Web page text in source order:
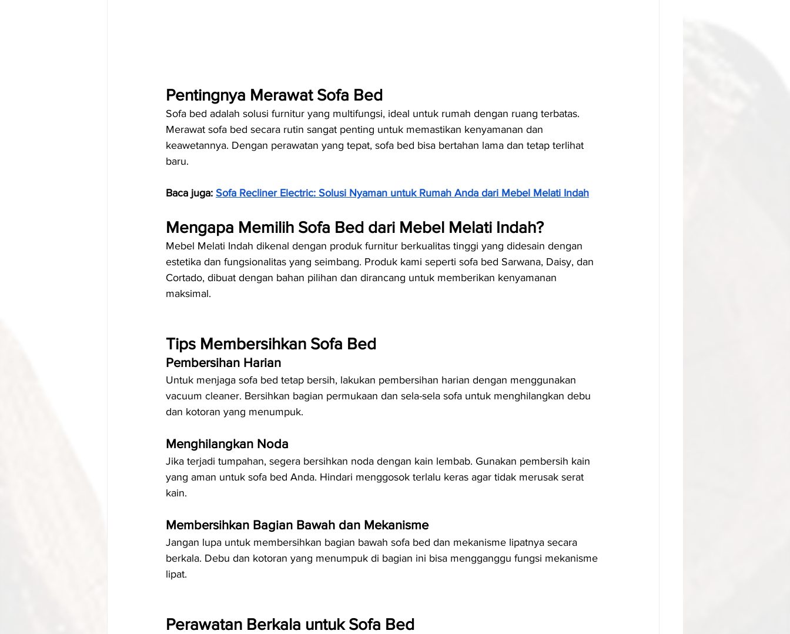
Pentingnya Merawat Sofa Bed
Sofa bed adalah solusi furnitur yang multifungsi, ideal untuk rumah dengan ruang terbatas.
Merawat sofa bed secara rutin sangat penting untuk memastikan kenyamanan dan
keawetannya. Dengan perawatan yang tepat, sofa bed bisa bertahan lama dan tetap terlihat
baru.
Baca juga: Sofa Recliner Electric: Solusi Nyaman untuk Rumah Anda dari Mebel Melati Indah
Mengapa Memilih Sofa Bed dari Mebel Melati Indah?
Mebel Melati Indah dikenal dengan produk furnitur berkualitas tinggi yang didesain dengan
estetika dan fungsionalitas yang seimbang. Produk kami seperti sofa bed Sarwana, Daisy, dan
Cortado, dibuat dengan bahan pilihan dan dirancang untuk memberikan kenyamanan
maksimal.
Tips Membersihkan Sofa Bed
Pembersihan Harian
Untuk menjaga sofa bed tetap bersih, lakukan pembersihan harian dengan menggunakan
vacuum cleaner. Bersihkan bagian permukaan dan sela-sela sofa untuk menghilangkan debu
dan kotoran yang menumpuk.
Menghilangkan Noda
Jika terjadi tumpahan, segera bersihkan noda dengan kain lembab. Gunakan pembersih kain
yang aman untuk sofa bed Anda. Hindari menggosok terlalu keras agar tidak merusak serat
kain.
Membersihkan Bagian Bawah dan Mekanisme
Jangan lupa untuk membersihkan bagian bawah sofa bed dan mekanisme lipatnya secara
berkala. Debu dan kotoran yang menumpuk di bagian ini bisa mengganggu fungsi mekanisme
lipat.
Perawatan Berkala untuk Sofa Bed